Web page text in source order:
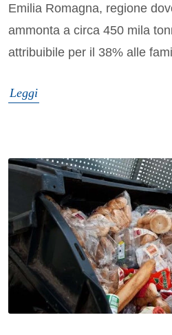
Emilia Romagna, regione
ammonta a circa 450 mila
attribuibile per il 38% alle
Leggi